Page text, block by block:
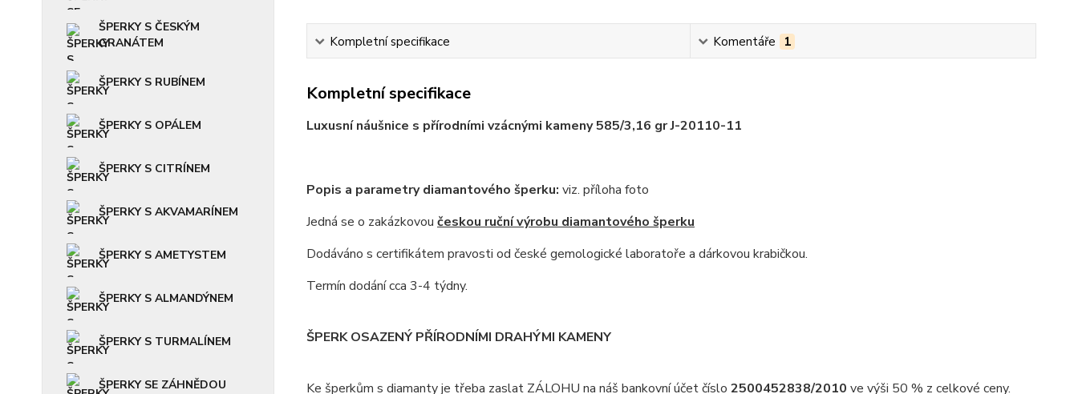
ŠPERKY S ČESKÝM
GRANÁTEM
ŠPERKY S RUBÍNEM
ŠPERKY S OPÁLEM
ŠPERKY S CITRÍNEM
ŠPERKY S AKVAMARÍNEM
ŠPERKY S AMETYSTEM
ŠPERKY S ALMANDÝNEM
ŠPERKY S TURMALÍNEM
ŠPERKY SE ZÁHNĚDOU
Kompletní specifikace Komentáře 1
Kompletní specifikace
Luxusní náušnice s přírodními vzácnými kameny 585/3,16 gr J-20110-11
Popis a parametry diamantového šperku: viz. příloha foto
Jedná se o zakázkovou českou ruční výrobu diamantového šperku
Dodáváno s certifikátem pravosti od české gemologické laboratoře a dárkovou krabičkou.
Termín dodání cca 3-4 týdny.
ŠPERK OSAZENÝ PŘÍRODNÍMI DRAHÝMI KAMENY
Ke šperkům s diamanty je třeba zaslat ZÁLOHU na náš bankovní účet číslo 2500452838/2010 ve výši 50 % z celkové ceny.